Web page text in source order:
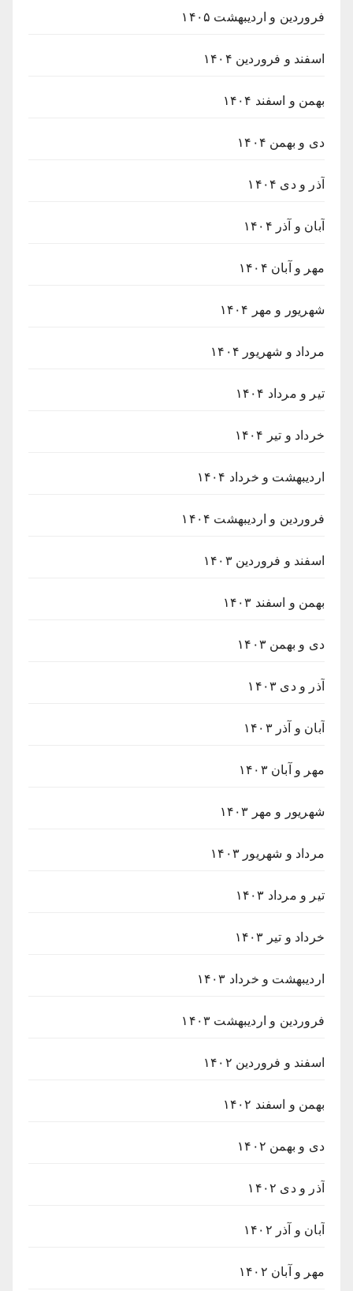
فروردین و اردیبهشت ۱۴۰۵
اسفند و فروردین ۱۴۰۴
بهمن و اسفند ۱۴۰۴
دی و بهمن ۱۴۰۴
آذر و دی ۱۴۰۴
آبان و آذر ۱۴۰۴
مهر و آبان ۱۴۰۴
شهریور و مهر ۱۴۰۴
مرداد و شهریور ۱۴۰۴
تیر و مرداد ۱۴۰۴
خرداد و تیر ۱۴۰۴
اردیبهشت و خرداد ۱۴۰۴
فروردین و اردیبهشت ۱۴۰۴
اسفند و فروردین ۱۴۰۳
بهمن و اسفند ۱۴۰۳
دی و بهمن ۱۴۰۳
آذر و دی ۱۴۰۳
آبان و آذر ۱۴۰۳
مهر و آبان ۱۴۰۳
شهریور و مهر ۱۴۰۳
مرداد و شهریور ۱۴۰۳
تیر و مرداد ۱۴۰۳
خرداد و تیر ۱۴۰۳
اردیبهشت و خرداد ۱۴۰۳
فروردین و اردیبهشت ۱۴۰۳
اسفند و فروردین ۱۴۰۲
بهمن و اسفند ۱۴۰۲
دی و بهمن ۱۴۰۲
آذر و دی ۱۴۰۲
آبان و آذر ۱۴۰۲
مهر و آبان ۱۴۰۲